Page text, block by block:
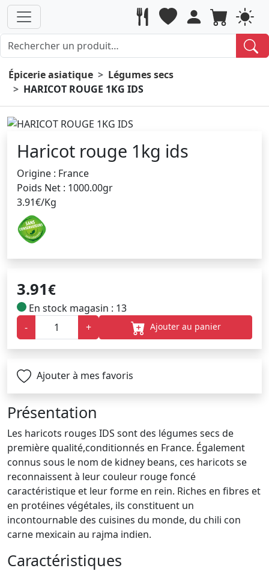
Épicerie asiatique
Légumes secs
HARICOT ROUGE 1KG IDS
Haricot rouge 1kg ids
Origine : France
Poids Net : 1000.00gr
3.91€/Kg
3.91€
En stock magasin : 13
-
+ Ajouter au panier
Ajouter à mes favoris
Présentation
Les haricots rouges IDS sont des légumes secs de
première qualité,conditionnés en France. Également
connus sous le nom de kidney beans, ces haricots se
reconnaissent à leur couleur rouge foncé
caractéristique et leur forme en rein. Riches en fibres et
en protéines végétales, ils constituent un
incontournable des cuisines du monde, du chili con
carne mexicain au rajma indien.
Caractéristiques